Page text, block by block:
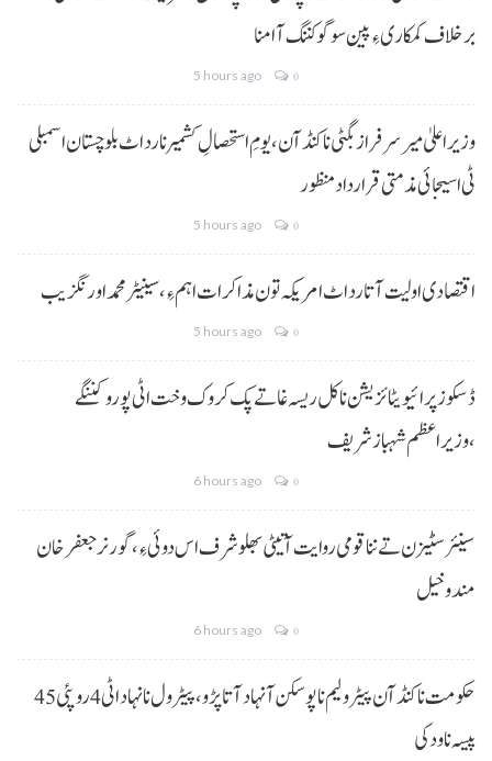
برخلاف کمکاری ءِ پین سوگو کننگ آ امنا
5 hours ago 0
وزیراعلیٰ میر سرفراز بگٹی نا کنڈ آن،یومِ استحصالِ کشمیر نا رد اٹ بلوچستان اسمبلی
ٹی اسیجائی مذمتی قرارداد منظور
5 hours ago 0
اقتصادی اولیت آتا رد اٹ امریکہ تون مذاکرات اہم ءِ،سینیٹر محمد اورنگزیب
5 hours ago 0
ڈسکوز پرائیویٹائزیشن نا کل ریسہ غاتے پک کروک وخت اٹی پورو کننگے
،وزیراعظم شہباز شریف
6 hours ago 0
سینئر سٹیزن تے ننا قومی روایت آتیٹی بھلو شرف اس دوئی ءِ،گورنر جعفرخان
مندوخیل
6 hours ago 0
حکومت نا کنڈ آن پیٹرولیم نا پوسکن آ نہاد آتا پڑو،پیٹرول نا نہاد اٹی 4 روپئی 45
پیسہ نا ودکی